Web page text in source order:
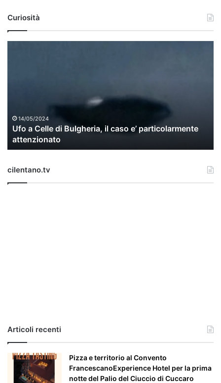
Curiosità
i
u
l
e
p
14/05/2024
Ufo a Celle di Bulgheria, il caso e’ particolarmente
attenzionato
cilentano.tv
Articoli recenti
Pizza e territorio al Convento
FrancescanoExperience Hotel per la prima
notte del Palio del Ciuccio di Cuccaro